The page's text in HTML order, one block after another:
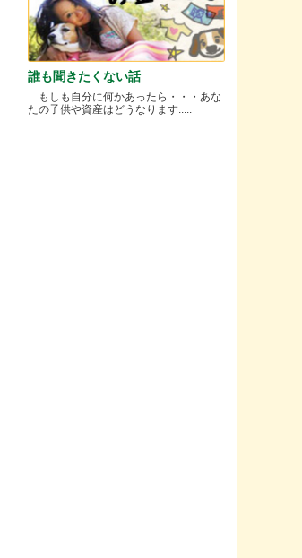
誰も聞きたくない話
もしも自分に何かあったら・・・あな
たの子供や資産はどうなります.....